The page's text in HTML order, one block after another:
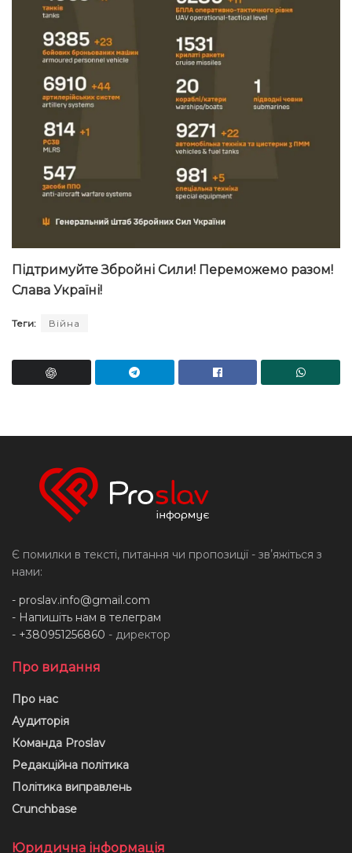
Підтримуйте Збройні Сили! Переможемо разом!
Слава Україні!
Теги: Війна
Є помилки в тексті, питання чи пропозиції - звʼяжіться з
нами:
- proslav.info@gmail.com
- Напишіть нам в телеграм
- +380951256860 - директор
Про видання
Про нас
Аудиторія
Команда Proslav
Редакційна політика
Політика виправлень
Crunchbase
Юридична інформація